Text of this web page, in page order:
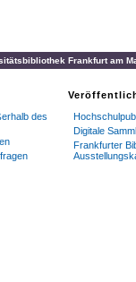
Frankfurt am
des
Digitale
Frankfurter